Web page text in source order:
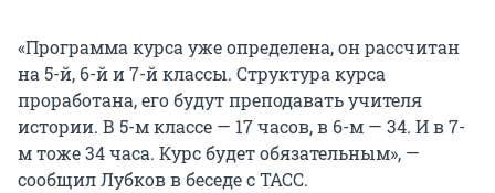
«Программа курса уже определена, он рассчитан
на 5-й, 6-й и 7-й классы. Структура курса
проработана, его будут преподавать учителя
истории. В 5-м классе — 17 часов, в 6-м — 34. И в 7-
м тоже 34 часа. Курс будет обязательным», —
сообщил Лубков в беседе с ТАСС.